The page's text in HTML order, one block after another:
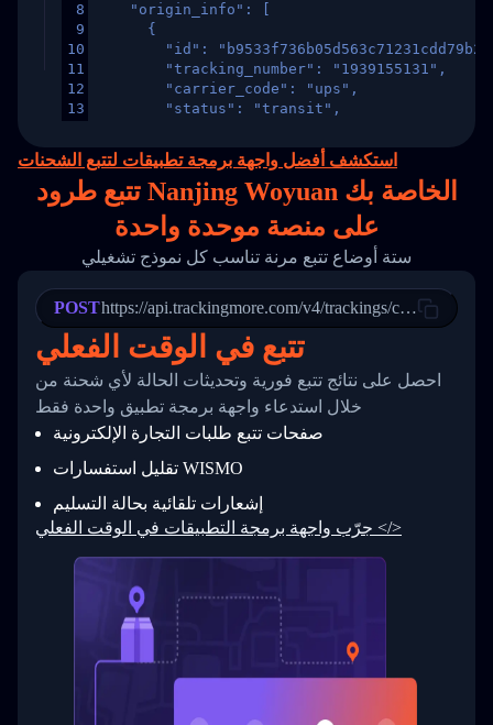
8
9
10
11
12
13
15
16
17
18
21
22
23
24
25
27
28
29
30
31
33
34
    "origin_info": [
      {
"id":
        "tracking_number": "1939155131",
        "carrier_code": "ups",
        "status": "transit",
"destination_country": "United
        "itemTimeLength": 2,
        "weblink": "",
        "phone": null,
        "trackinfo": [
          {
            "Date": "2017-03-08 04: 22: 00",
"StatusDescription": "Departed
"Details": "Departed Facility
          },
          {
            "Date": "2017-03-06 15:28:00",
"StatusDescription": "Shipment
"Details": "BEIJING-
          }
        ]
      }
  }
}
استكشف أفضل واجهة برمجة تطبيقات لتتبع الشحنات
تتبع طرود Nanjing Woyuan الخاصة بك
على منصة موحدة واحدة
ستة أوضاع تتبع مرنة تناسب كل نموذج تشغيلي
POSThttps://api.trackingmore.com/v4/trackings/create
تتبع في الوقت الفعلي
احصل على نتائج تتبع فورية وتحديثات الحالة لأي شحنة من
خلال استدعاء واجهة برمجة تطبيق واحدة فقط
صفحات تتبع طلبات التجارة الإلكترونية
تقليل استفسارات WISMO
إشعارات تلقائية بحالة التسليم
جرّب واجهة برمجة التطبيقات في الوقت الفعلي </>